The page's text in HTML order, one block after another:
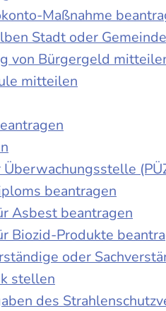
Maßnahme
Stadt oder
von Bürgergeld
mitteilen
beantragen
Asbest beantragen
Biozid-Produkte
oder
stellen
des